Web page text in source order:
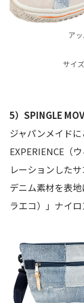
ア
サイ
5）SPINGLE
ジャパンメイド
EXPERIENCE（
レーションした
デニム素材を表地
ラエコ）」ナイ